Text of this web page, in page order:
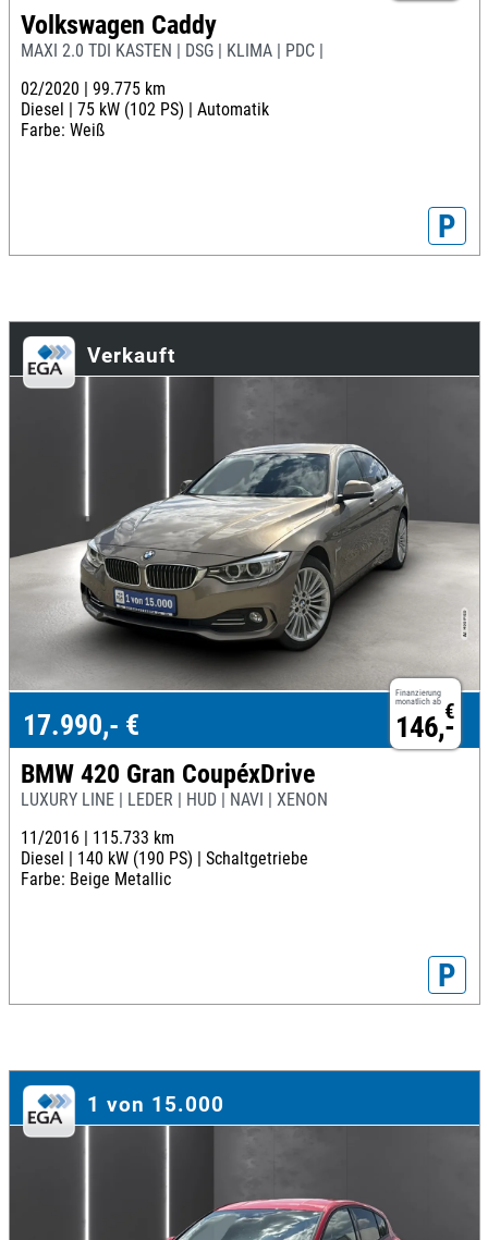
Volkswagen Caddy
MAXI 2.0 TDI KASTEN | DSG | KLIMA | PDC |
02/2020 | 99.775 km
Diesel | 75 kW (102 PS) | Automatik
Farbe: Weiß
P
Verkauft
Finanzierung
monatlich ab €
146,-
17.990,- €
BMW 420 Gran CoupéxDrive
LUXURY LINE | LEDER | HUD | NAVI | XENON
11/2016 | 115.733 km
Diesel | 140 kW (190 PS) | Schaltgetriebe
Farbe: Beige Metallic
P
1 von 15.000